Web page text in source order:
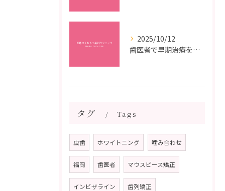
2025/10/12
歯医者で早期治療を受けるメリットと虫歯悪化を防ぐ最短ステップ
タグ Tags
虫歯 ホワイトニング 噛み合わせ
福岡 歯医者 マウスピース矯正
インビザライン 歯列矯正